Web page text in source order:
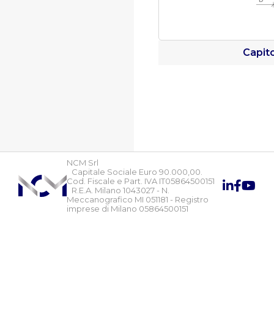
NCM Srl
Capitale Sociale Euro 90.000,00.
Cod. Fiscale e Part. IVA IT05864500151
R.E.A. Milano 1043027 - N.
Meccanografico MI 051181 - Registro
imprese di Milano 05864500151